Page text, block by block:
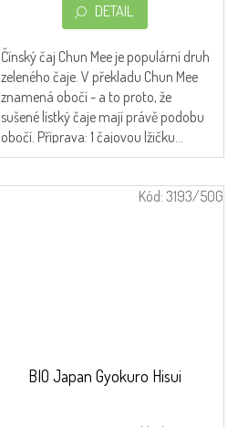
z
5
hvězdiček.
DETAIL
Čínský čaj Chun Mee je populární druh
zeleného čaje. V překladu Chun Mee
znamená obočí - a to proto, že
sušené lístký čaje mají právě podobu
obočí. Příprava: 1 čajovou lžičku...
BIO Japan Gyokuro Hisui
Kód: 3193/50G